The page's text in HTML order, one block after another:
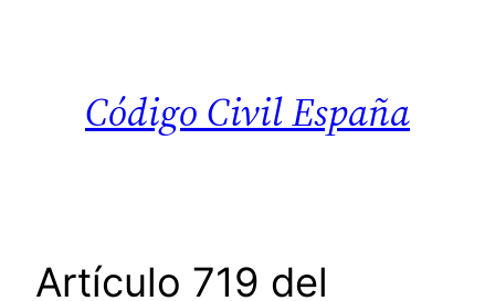
Código Civil España
Artículo 719 del